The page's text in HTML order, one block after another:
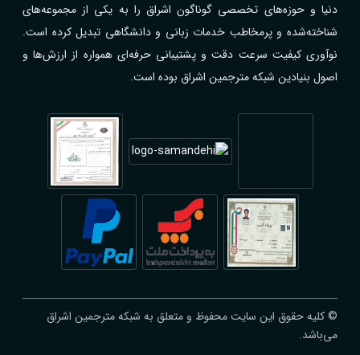
دنیا و حوزه‌های تخصصی گوناگون اشراق را به یکی از مجموعه‌های
شناخته‌شده و پرمخاطب خدمات زبانی و دانشگاهی تبدیل کرده است.
نوآوری کیفیت سرعت دقت و پشتیبانی حرفه‌ای همواره از ارزش‌ها و
اصول بنیادین شبکه مترجمین اشراق بوده است.
© کلیه حقوق این سایت محفوظ و متعلق به شبکه مترجمین اشراق
می‌باشد.